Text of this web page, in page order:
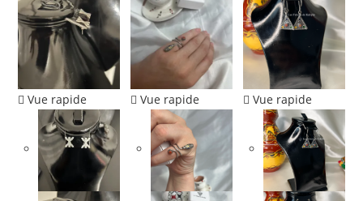
Vue rapide Vue rapide Vue rapide